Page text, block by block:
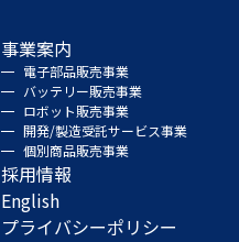
事業案内
電子部品販売事業
バッテリー販売事業
ロボット販売事業
開発/製造受託サービス事業
個別商品販売事業
採用情報
English
プライバシーポリシー